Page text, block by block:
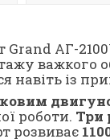
АГ-
важкого
навіть із
роботи. Три
розвиває